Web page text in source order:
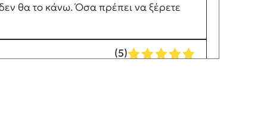
θα το κάνω. Όσα πρέπει να ξέρετε
(5)